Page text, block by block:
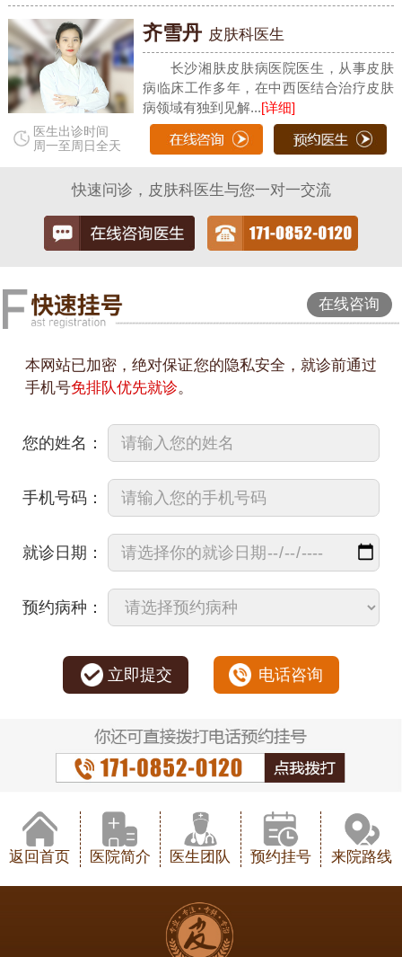
医生出诊时间
周一至周日全天
齐雪丹 皮肤科医生
长沙湘肤皮肤病医院医生，从事皮肤
病临床工作多年，在中西医结合治疗皮肤
病领域有独到见解...[详细]
快速问诊，皮肤科医生与您一对一交流
在线咨询
本网站已加密，绝对保证您的隐私安全，就诊前通过
手机号免排队优先就诊。
您的姓名：
手机号码：
就诊日期：
预约病种：
立即提交 电话咨询
返回首页 医院简介 医生团队 预约挂号 来院路线